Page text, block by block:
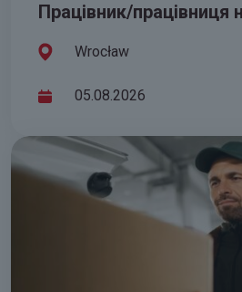
Працівник/працівниця
Wrocław
05.08.2026